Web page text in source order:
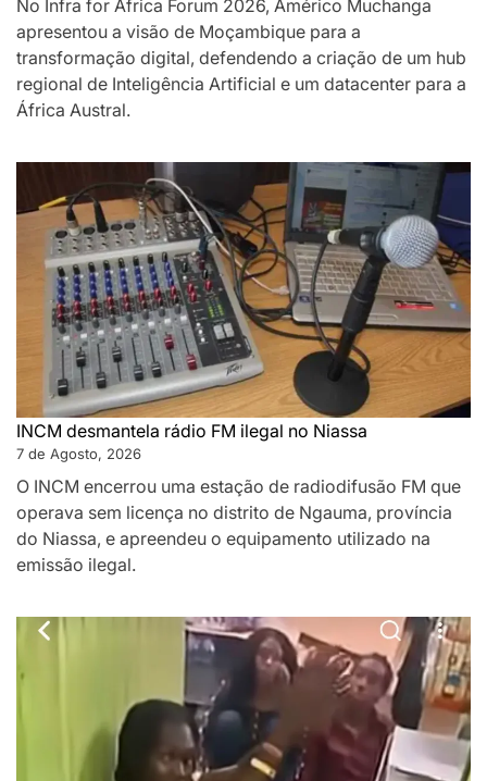
No Infra for Africa Forum 2026, Américo Muchanga
apresentou a visão de Moçambique para a
transformação digital, defendendo a criação de um hub
regional de Inteligência Artificial e um datacenter para a
África Austral.
INCM desmantela rádio FM ilegal no Niassa
7 de Agosto, 2026
O INCM encerrou uma estação de radiodifusão FM que
operava sem licença no distrito de Ngauma, província
do Niassa, e apreendeu o equipamento utilizado na
emissão ilegal.